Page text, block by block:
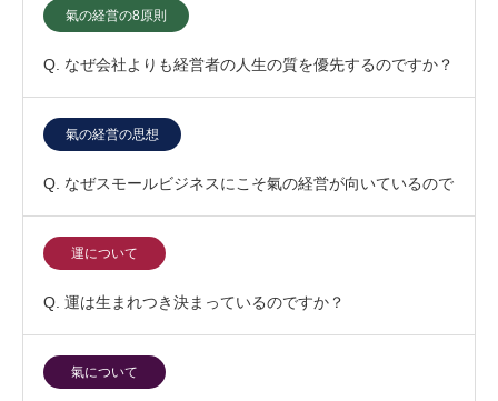
氣の経営の8原則
Q. なぜ会社よりも経営者の人生の質を優先するのですか？
氣の経営の思想
Q. なぜスモールビジネスにこそ氣の経営が向いているので
すか？運について
Q. 運は生まれつき決まっているのですか？
氣について